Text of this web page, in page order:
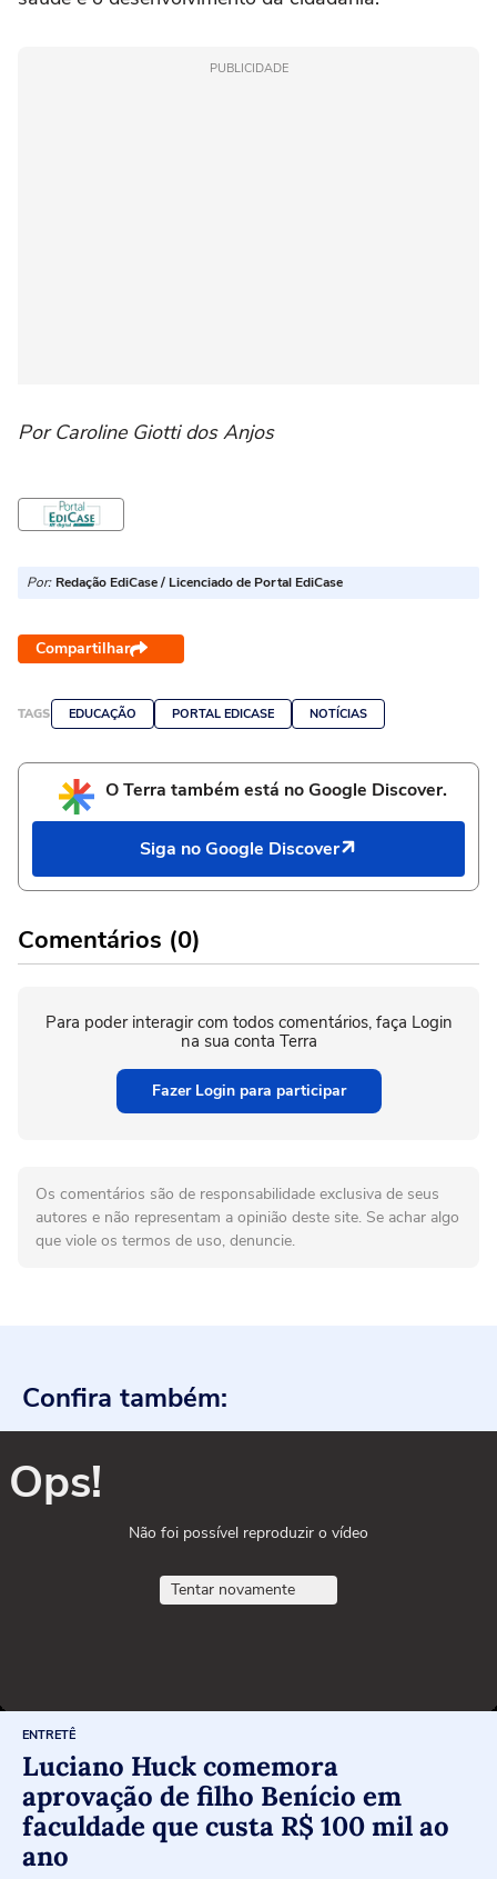
PUBLICIDADE
Por Caroline Giotti dos Anjos
Por: Redação EdiCase / Licenciado de Portal EdiCase
Compartilhar
TAGS EDUCAÇÃO PORTAL EDICASE NOTÍCIAS
O Terra também está no Google Discover.
Siga no Google Discover
Comentários (0)
Para poder interagir com todos comentários, faça Login
na sua conta Terra
Fazer Login para participar
Os comentários são de responsabilidade exclusiva de seus
autores e não representam a opinião deste site. Se achar algo
que viole os termos de uso, denuncie.
Confira também:
Ops!
Não foi possível reproduzir o vídeo
Tentar novamente
ENTRETÊ
Luciano Huck comemora
aprovação de filho Benício em
faculdade que custa R$ 100 mil ao
ano